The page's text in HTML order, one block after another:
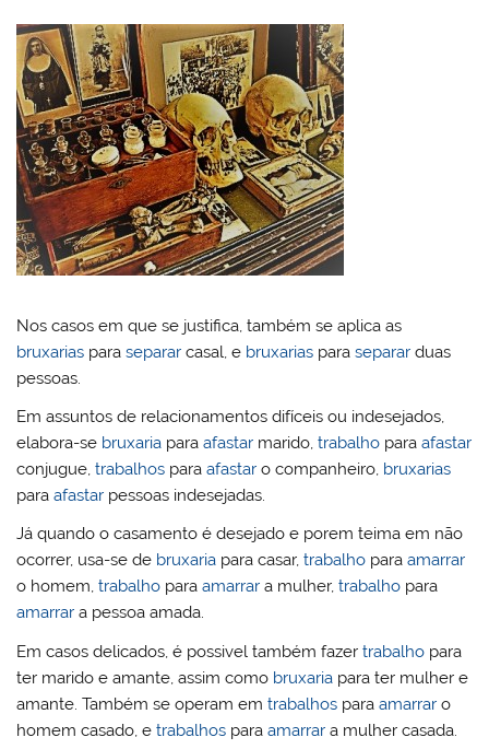
Nos casos em que se justifica, também se aplica as
bruxarias paraseparar casal, e bruxarias paraseparar duas
pessoas.
Em assuntos de relacionamentos difíceis ou indesejados,
elabora-se bruxaria paraafastar marido,trabalho paraafastar
conjugue,trabalhos paraafastar o companheiro, bruxarias
paraafastar pessoas indesejadas.
Já quando o casamento é desejado e porem teima em não
ocorrer, usa-se de bruxaria para casar,trabalho paraamarrar
o homem,trabalho paraamarrar a mulher,trabalho para
amarrar a pessoa amada.
Em casos delicados, é possivel também fazertrabalho para
ter marido e amante, assim como bruxaria para ter mulher e
amante. Também se operam emtrabalhos paraamarrar o
homem casado, etrabalhos paraamarrar a mulher casada.